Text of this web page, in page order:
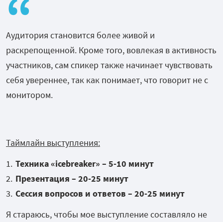
Аудитория становится более живой и
раскрепощенной. Кроме того, вовлекая в активность
участников, сам спикер также начинает чувствовать
себя увереннее, так как понимает, что говорит не с
монитором.
Таймлайн выступления:
Техника «icebreaker» – 5-10 минут
Презентация – 20-25 минут
Сессия вопросов и ответов – 20-25 минут
Я стараюсь, чтобы мое выступление составляло не